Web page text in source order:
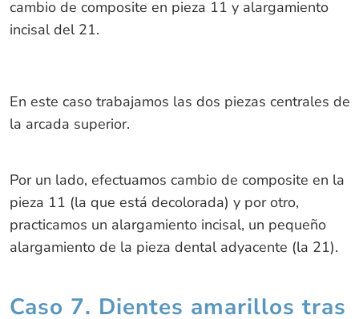
cambio de composite en pieza 11 y alargamiento
incisal del 21.
En este caso trabajamos las dos piezas centrales de
la arcada superior.
Por un lado, efectuamos cambio de composite en la
pieza 11 (la que está decolorada) y por otro,
practicamos un alargamiento incisal, un pequeño
alargamiento de la pieza dental adyacente (la 21).
Caso 7. Dientes amarillos tras